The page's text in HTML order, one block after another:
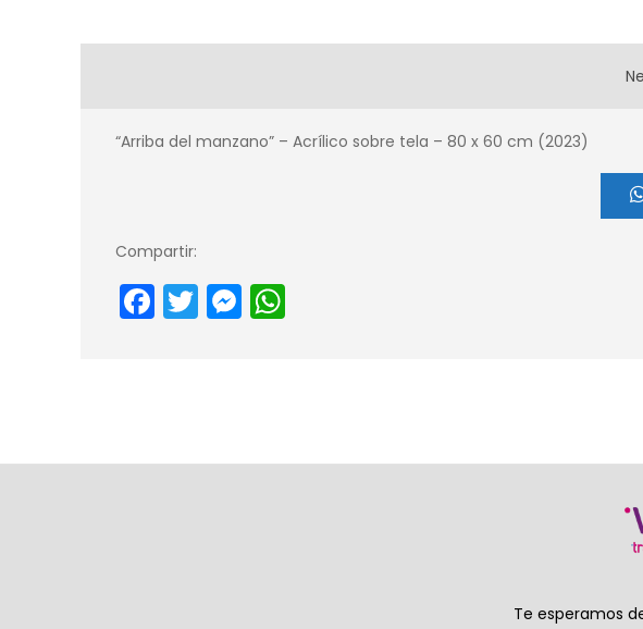
“Arriba del manzano” – Acrílico sobre tela – 80 x 60 cm (2023)
Compartir:
Facebook
TwitterMessenger
Te esperamos